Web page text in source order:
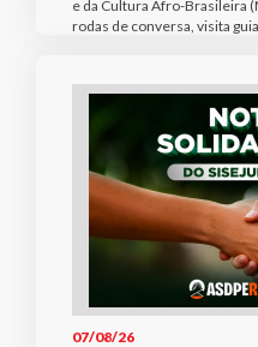
e da Cultura Afro-Brasileira
rodas de conversa, visita
07/08/26